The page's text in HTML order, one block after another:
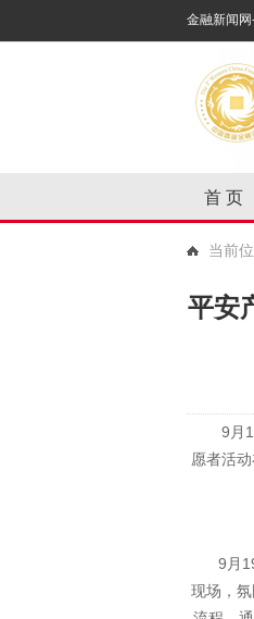
金融新闻
首 页
当前位
平安
9月
愿者活
9月
现场，